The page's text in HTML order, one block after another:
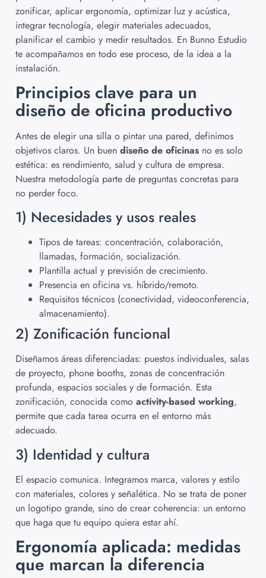
zonificar, aplicar ergonomía, optimizar luz y acústica,
integrar tecnología, elegir materiales adecuados,
planificar el cambio y medir resultados. En Bunno Estudio
te acompañamos en todo ese proceso, de la idea a la
instalación.
Principios clave para un
diseño de oficina productivo
Antes de elegir una silla o pintar una pared, definimos
objetivos claros. Un buen diseño de oficinas no es solo
estética: es rendimiento, salud y cultura de empresa.
Nuestra metodología parte de preguntas concretas para
no perder foco.
1) Necesidades y usos reales
Tipos de tareas: concentración, colaboración,
llamadas, formación, socialización.
Plantilla actual y previsión de crecimiento.
Presencia en oficina vs. híbrido/remoto.
Requisitos técnicos (conectividad, videoconferencia,
almacenamiento).
2) Zonificación funcional
Diseñamos áreas diferenciadas: puestos individuales, salas
de proyecto, phone booths, zonas de concentración
profunda, espacios sociales y de formación. Esta
zonificación, conocida como activity-based working,
permite que cada tarea ocurra en el entorno más
adecuado.
3) Identidad y cultura
El espacio comunica. Integramos marca, valores y estilo
con materiales, colores y señalética. No se trata de poner
un logotipo grande, sino de crear coherencia: un entorno
que haga que tu equipo quiera estar ahí.
Ergonomía aplicada: medidas
que marcan la diferencia